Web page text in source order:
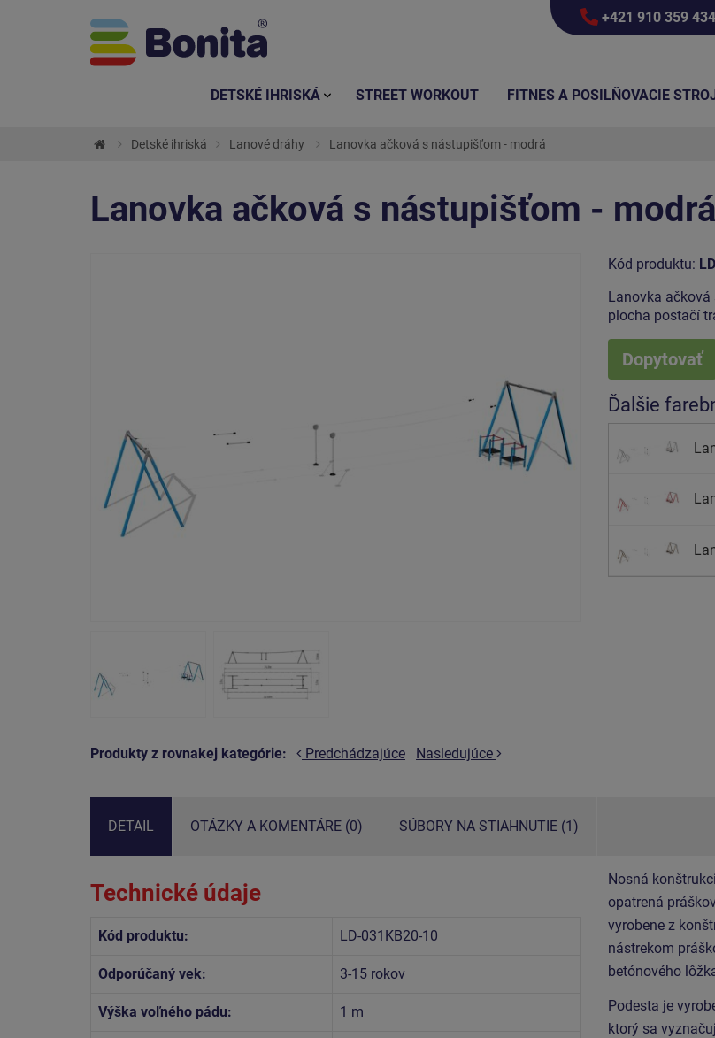
+421 910 359 434
Detské ihriská Lanové dráhy Lanovka ačková s nástupišťom - modrá
Lanovka ačková s nástupišťom - modrá
Produkty z rovnakej kategórie: Predchádzajúce Nasledujúce
Kód produktu:
Lanovka
plocha postačí
Dopytovať
Ďalšie
DETAIL OTÁZKY A KOMENTÁRE (0) SÚBORY NA STIAHNUTIE (1)
Technické údaje
Kód produktu: LD-031KB20-10
Odporúčaný vek: 3-15 rokov
Výška voľného pádu: 1 m
Nosná
opatrená
vyrobene z
nástrekom
betónového
Podesta je
ktorý sa
DETSKÉ IHRISKÁ STREET WORKOUT FITNES A POSILŇOVACIE